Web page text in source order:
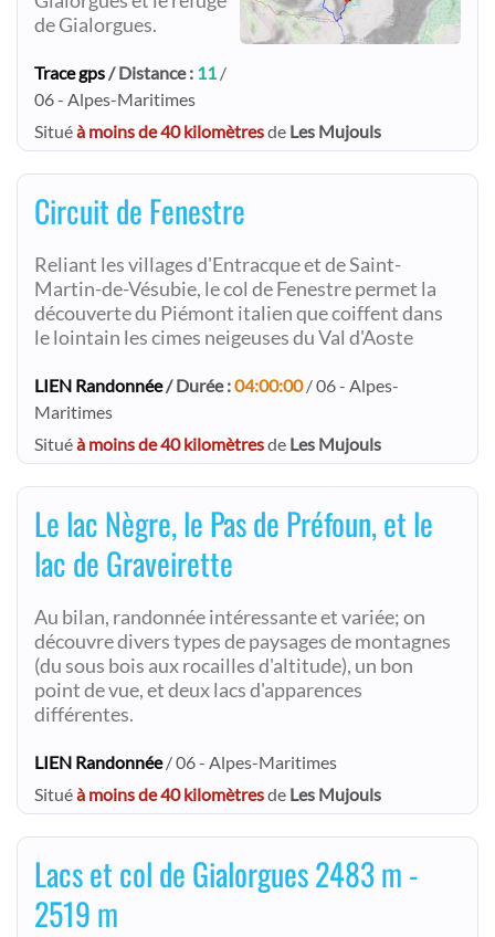
de Gialorgues.
Trace gps/ Distance : 11 /
06 - Alpes-Maritimes
Situéà moins de 40 kilomètresde Les Mujouls
Circuit de Fenestre
Reliant les villages d'Entracque et de Saint-
Martin-de-Vésubie, le col de Fenestre permet la
découverte du Piémont italien que coiffent dans
le lointain les cimes neigeuses du Val d'Aoste
LIEN Randonnée/ Durée :04:00:00/ 06 - Alpes-
Maritimes
Situéà moins de 40 kilomètresde Les Mujouls
Le lac Nègre, le Pas de Préfoun, et le
lac de Graveirette
Au bilan, randonnée intéressante et variée; on
découvre divers types de paysages de montagnes
(du sous bois aux rocailles d'altitude), un bon
point de vue, et deux lacs d'apparences
différentes.
LIEN Randonnée/ 06 - Alpes-Maritimes
Situéà moins de 40 kilomètresde Les Mujouls
Lacs et col de Gialorgues 2483 m -
2519 m